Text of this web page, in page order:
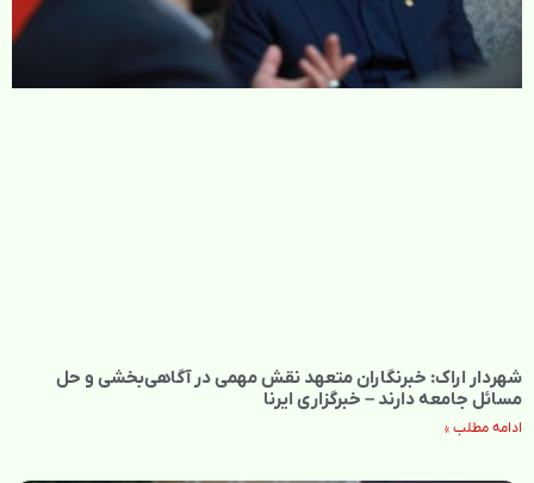
شهردار اراک: خبرنگاران متعهد نقش مهمی در آگاهی‌بخشی و حل
مسائل جامعه دارند – خبرگزاری ایرنا
ادامه مطلب »